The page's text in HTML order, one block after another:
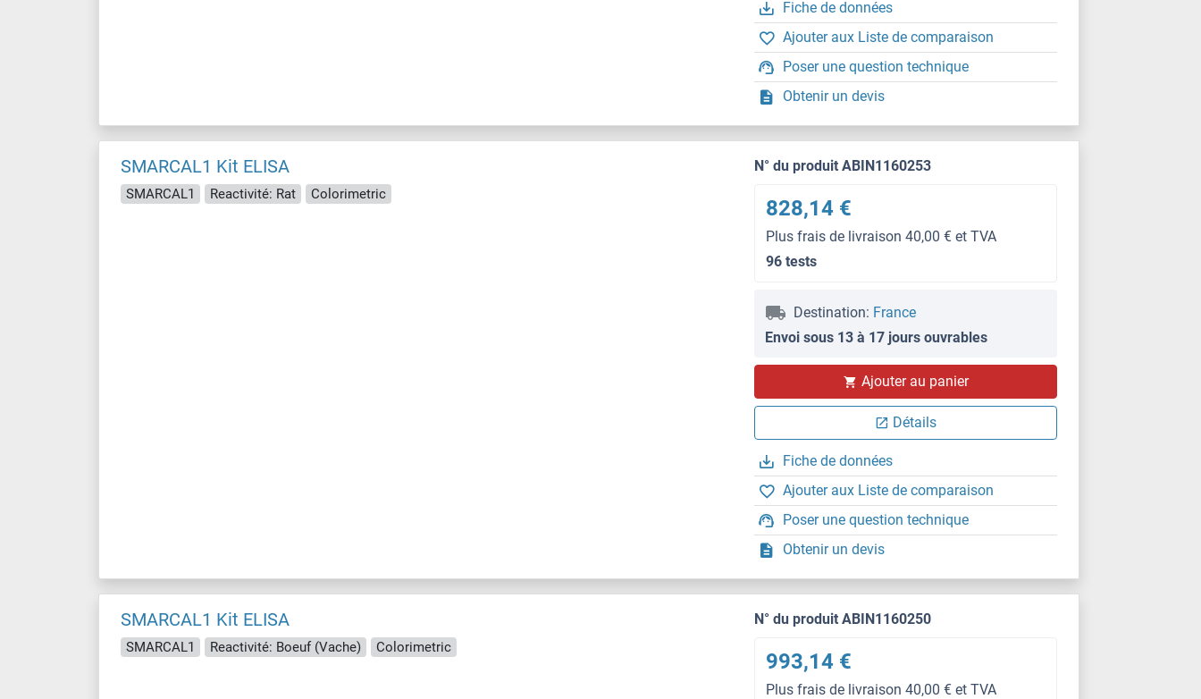
Fiche de données
Ajouter aux Liste de comparaison
Poser une question technique
Obtenir un devis
SMARCAL1 Kit ELISA
SMARCAL1 Reactivité: Rat Colorimetric
N° du produit ABIN1160253
828,14 €
Plus frais de livraison 40,00 € et TVA
96 tests
Destination: France
Envoi sous 13 à 17 jours ouvrables
Ajouter au panier
Détails
Fiche de données
Ajouter aux Liste de comparaison
Poser une question technique
Obtenir un devis
SMARCAL1 Kit ELISA
SMARCAL1 Reactivité: Boeuf (Vache) Colorimetric
N° du produit ABIN1160250
993,14 €
Plus frais de livraison 40,00 € et TVA